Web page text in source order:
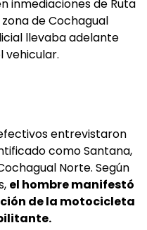
inmediaciones de Ruta
de Cochagual
llevaba adelante
vehicular.
entrevistaron
como Santana,
Norte. Según
el hombre manifestó
de la motocicleta